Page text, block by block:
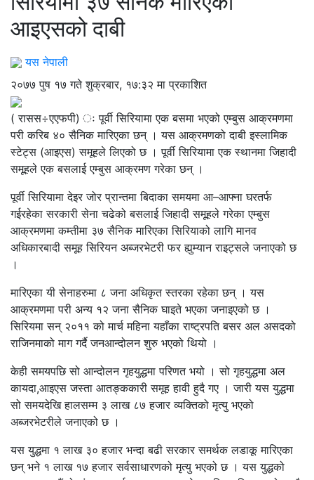
आइएसको दाबी
यस नेपाली
२०७७ पुष १७ गते शुक्रबार, १७:३२ मा प्रकाशित
( रासस÷एएफपी) ः पूर्वी सिरियामा एक बसमा भएको एम्बुस आक्रमणमा
परी करिब ४० सैनिक मारिएका छन् । यस आक्रमणको दाबी इस्लामिक
स्टेट्स (आइएस) समूहले लिएको छ । पूर्वी सिरियामा एक स्थानमा जिहादी
समूहले एक बसलाई एम्बुस आक्रमण गरेका छन् ।
पूर्वी सिरियामा देइर जोर प्रान्तमा बिदाका समयमा आ–आफ्ना घरतर्फ
गईरहेका सरकारी सेना चढेको बसलाई जिहादी समूहले गरेका एम्बुस
आक्रमणमा कम्तीमा ३७ सैनिक मारिएका सिरियाको लागि मानव
अधिकारबादी समूह सिरियन अब्जरभेटरी फर ह्युम्यान राइट्सले जनाएको छ
।
मारिएका यी सेनाहरुमा ८ जना अधिकृत स्तरका रहेका छन् । यस
आक्रमणमा परी अन्य १२ जना सैनिक घाइते भएका जनाइएको छ ।
सिरियमा सन् २०११ को मार्च महिना यहाँका राष्ट्रपति बसर अल असदको
राजिनमाको माग गर्दै जनआन्दोलन शुरु भएको थियो ।
केही समयपछि सो आन्दोलन गृहयुद्धमा परिणत भयो । सो गृहयुद्धमा अल
कायदा,आइएस जस्ता आतङ्ककारी समूह हावी हुदै गए । जारी यस युद्धमा
सो समयदेखि हालसम्म ३ लाख ८७ हजार व्यक्तिको मृत्यु भएको
अब्जरभेटरीले जनाएको छ ।
यस युद्धमा १ लाख ३० हजार भन्दा बढी सरकार समर्थक लडाकू मारिएका
छन् भने १ लाख १७ हजार सर्वसाधारणको मृत्यु भएको छ । यस युद्धको